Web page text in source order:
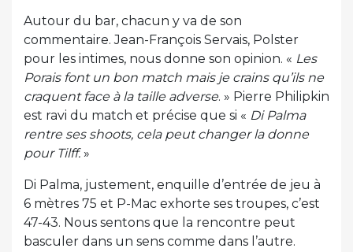
Autour du bar, chacun y va de son
commentaire. Jean-François Servais, Polster
pour les intimes, nous donne son opinion. « Les
Porais font un bon match mais je crains qu’ils ne
craquent face à la taille adverse. » Pierre Philipkin
est ravi du match et précise que si « Di Palma
rentre ses shoots, cela peut changer la donne
pour Tilff.»
Di Palma, justement, enquille d’entrée de jeu à
6 mètres 75 et P-Mac exhorte ses troupes, c’est
47-43. Nous sentons que la rencontre peut
basculer dans un sens comme dans l’autre.